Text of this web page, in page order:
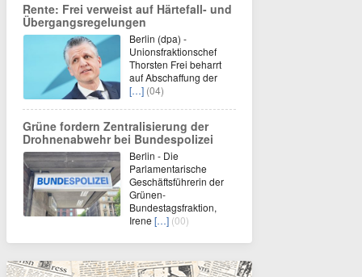
Rente: Frei verweist auf Härtefall- und
Übergangsregelungen
Berlin (dpa) -
Unionsfraktionschef
Thorsten Frei beharrt
auf Abschaffung der
[…] (04)
Grüne fordern Zentralisierung der
Drohnenabwehr bei Bundespolizei
Berlin - Die
Parlamentarische
Geschäftsführerin der
Grünen-
Bundestagsfraktion,
Irene […] (00)